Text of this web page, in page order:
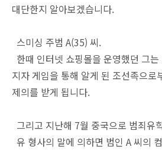
대단한지 알아보겠습니다.
스미싱 주범 A(35) 씨.
한때 인터넷 쇼핑몰을 운영했던 그
지자 게임을 통해 알게 된 조선족으로
제의를 받게 됩니다.
그리고 지난해 7월 중국으로 범죄유
유 형사의 말에 의하면 범인 A 씨의